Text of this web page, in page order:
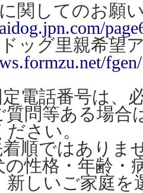
関してのお願
ッグ里親希望
話番号は、必
等ある場合は
さい。
ではありま
・年齢・病
新しいご家庭